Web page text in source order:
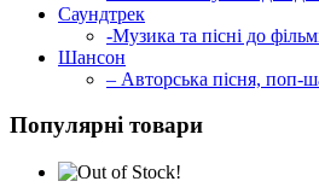
Саундтрек
-Музика та пісні до
Шансон
– Авторська пісня, поп-
Популярні товари